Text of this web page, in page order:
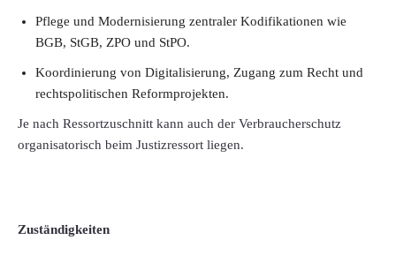
Pflege und Modernisierung zentraler Kodifikationen wie
BGB, StGB, ZPO und StPO.
Koordinierung von Digitalisierung, Zugang zum Recht und
rechtspolitischen Reformprojekten.
Je nach Ressortzuschnitt kann auch der Verbraucherschutz
organisatorisch beim Justizressort liegen.
Zuständigkeiten